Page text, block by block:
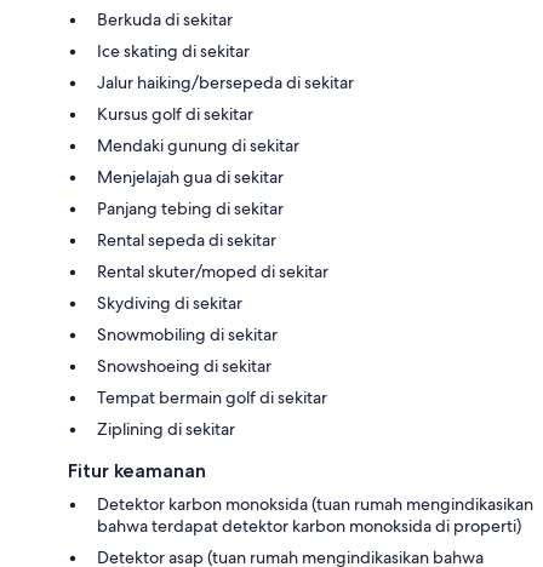
Berkuda di sekitar
Ice skating di sekitar
Jalur haiking/bersepeda di sekitar
Kursus golf di sekitar
Mendaki gunung di sekitar
Menjelajah gua di sekitar
Panjang tebing di sekitar
Rental sepeda di sekitar
Rental skuter/moped di sekitar
Skydiving di sekitar
Snowmobiling di sekitar
Snowshoeing di sekitar
Tempat bermain golf di sekitar
Ziplining di sekitar
Fitur keamanan
Detektor karbon monoksida (tuan rumah mengindikasikan
bahwa terdapat detektor karbon monoksida di properti)
Detektor asap (tuan rumah mengindikasikan bahwa